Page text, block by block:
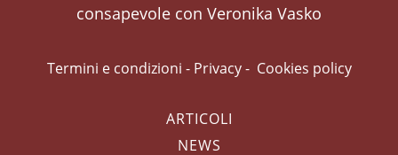
consapevole con Veronika Vasko
Termini e condizioni - Privacy- Cookies policy
ARTICOLI
NEWS